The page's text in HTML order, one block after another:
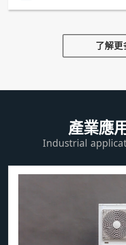
了解更
產業應
Industrial